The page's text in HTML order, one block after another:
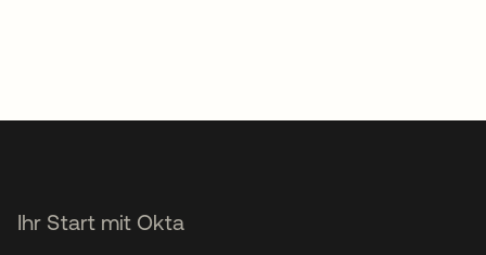
Ihr Start mit Okta